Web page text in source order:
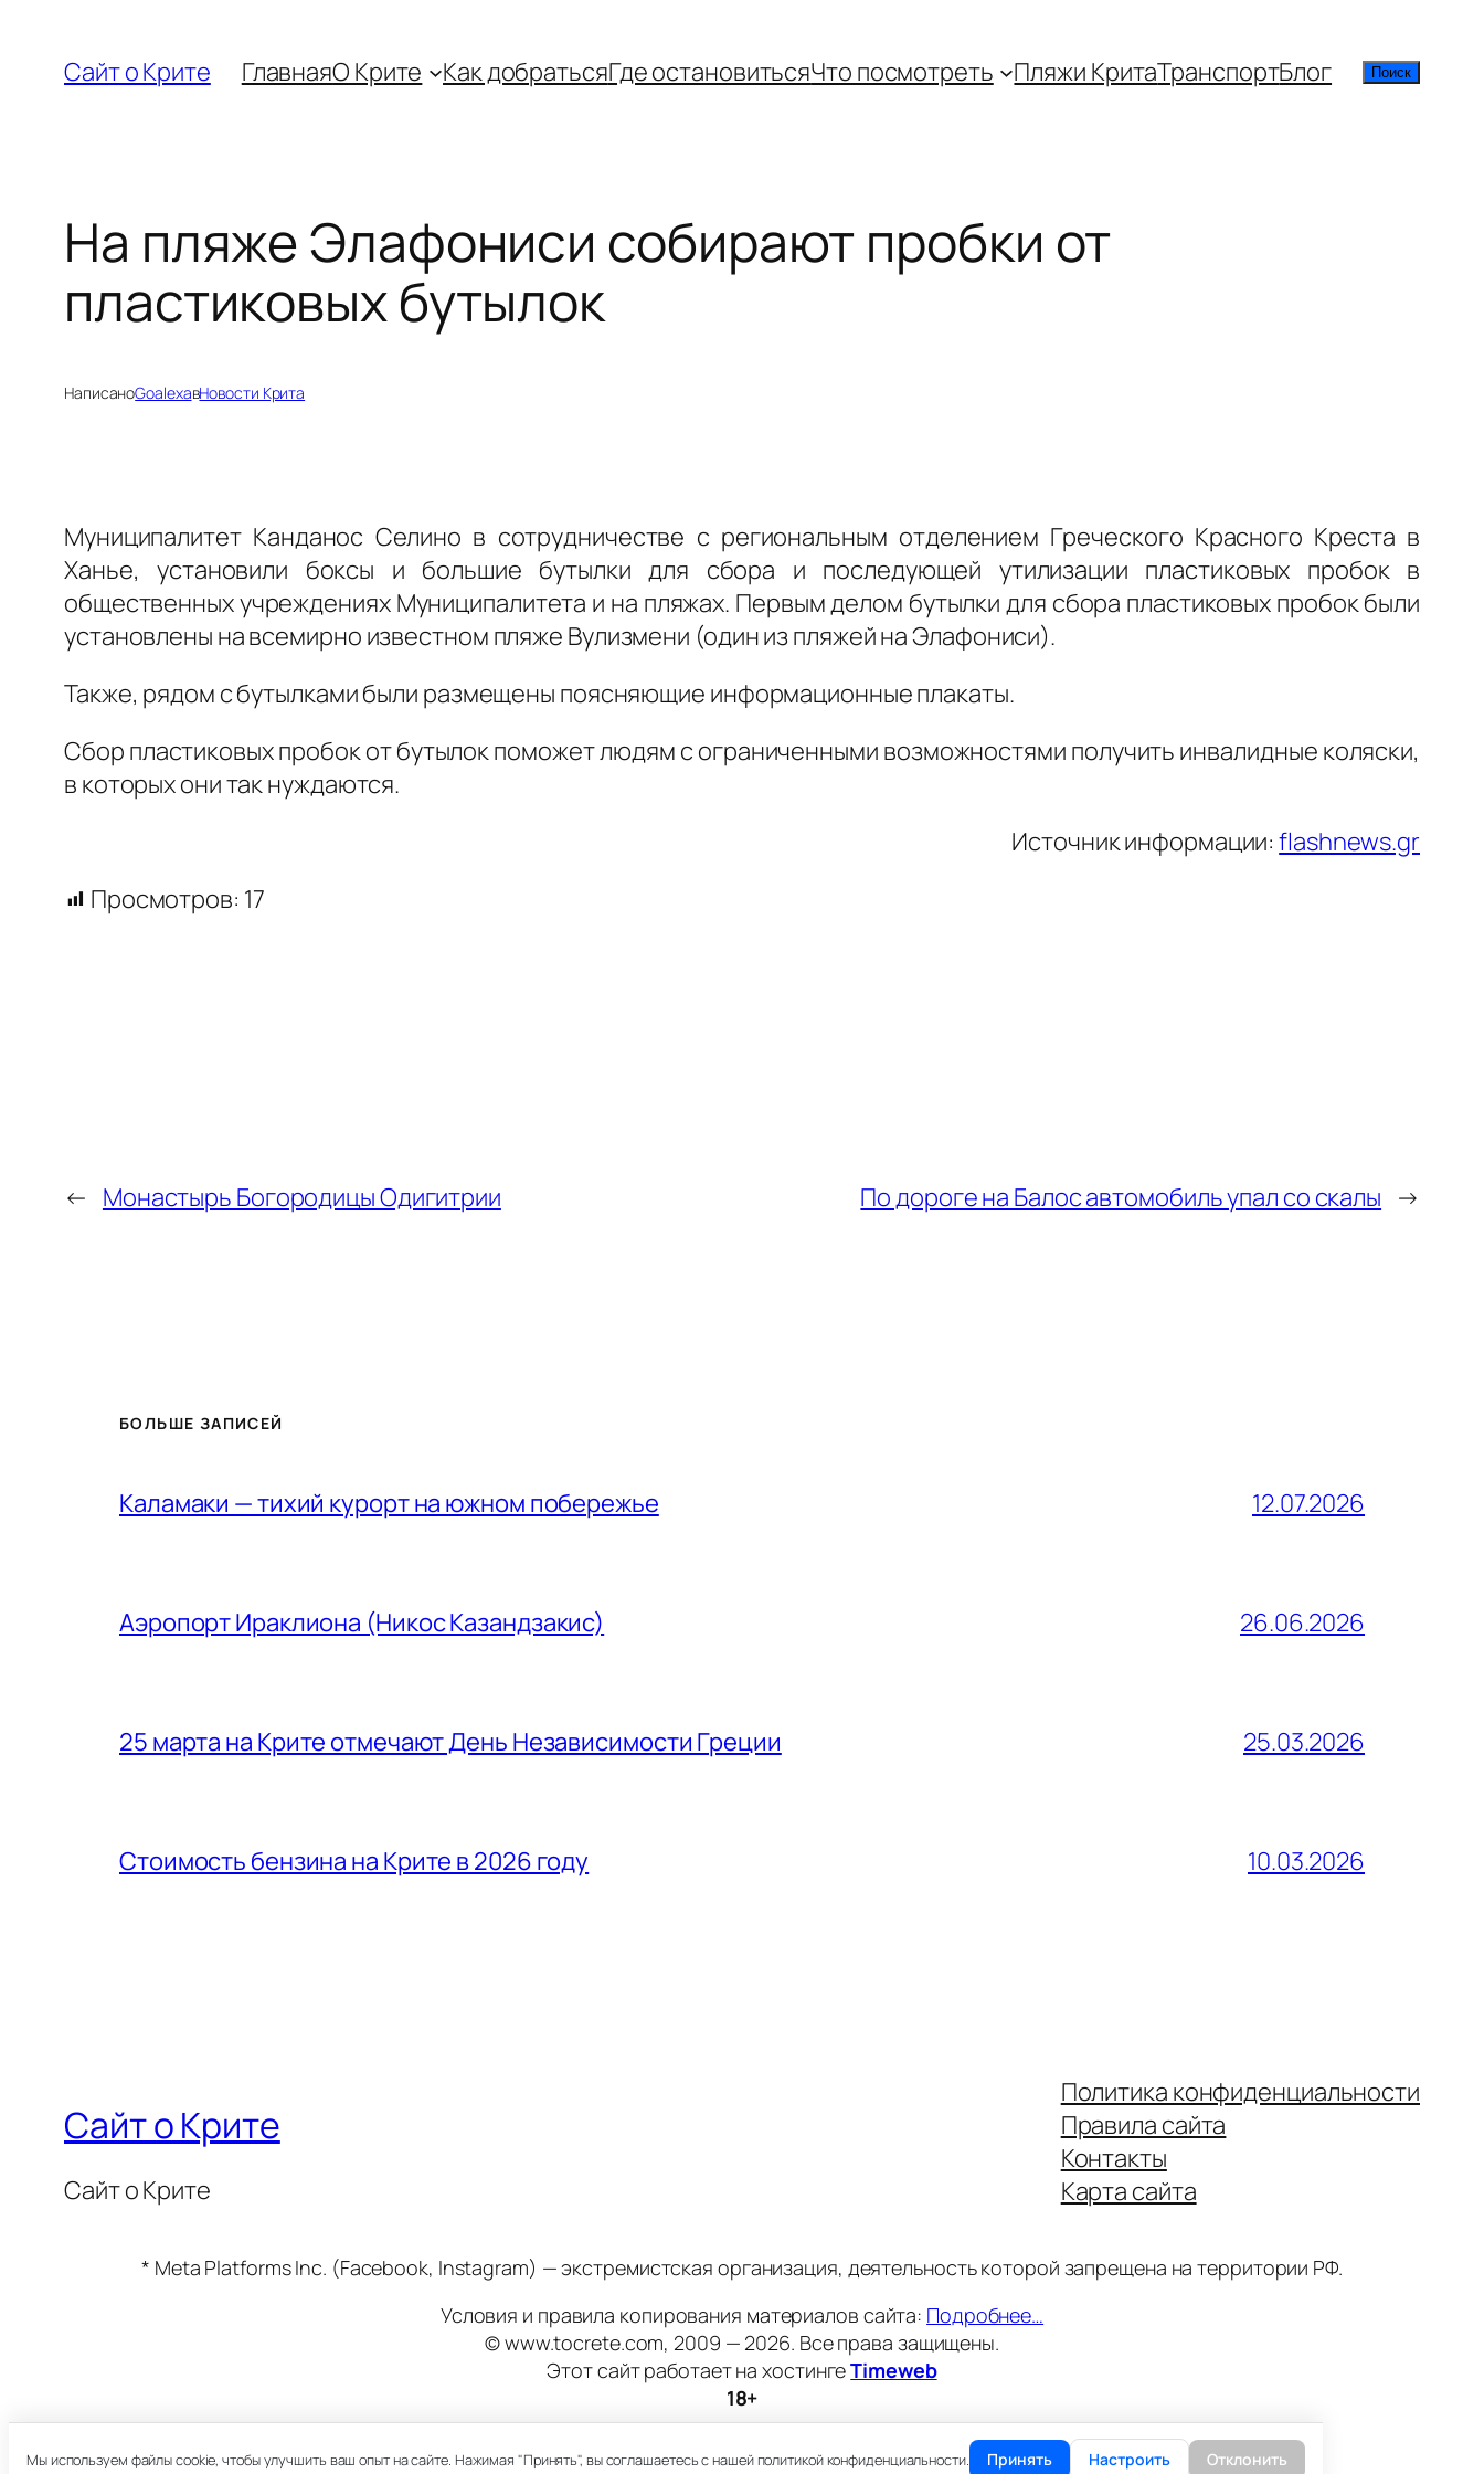
содержимому
Сайт о Крите ГлавнаяО Крите Как добратьсяГде остановитьсяЧто посмотреть Пляжи КритаТранспортБлог Поиск
Поиск
На пляже Элафониси собирают пробки от
пластиковых бутылок
НаписаноGoalexaвНовости Крита
Муниципалитет Канданос Селино в сотрудничестве с региональным отделением Греческого Красного Креста в
Ханье, установили боксы и большие бутылки для сбора и последующей утилизации пластиковых пробок в
общественных учреждениях Муниципалитета и на пляжах. Первым делом бутылки для сбора пластиковых пробок были
установлены на всемирно известном пляже Вулизмени (один из пляжей на Элафониси).
Также, рядом с бутылками были размещены поясняющие информационные плакаты.
Сбор пластиковых пробок от бутылок поможет людям с ограниченными возможностями получить инвалидные коляски,
в которых они так нуждаются.
Источник информации:flashnews.gr
Просмотров: 17
← Монастырь Богородицы Одигитрии По дороге на Балос автомобиль упал со скалы →
БОЛЬШЕ ЗАПИСЕЙ
Каламаки — тихий курорт на южном побережье 12.07.2026
Аэропорт Ираклиона (Никос Казандзакис) 26.06.2026
25 марта на Крите отмечают День Независимости Греции 25.03.2026
Стоимость бензина на Крите в 2026 году 10.03.2026
Сайт о Крите
Сайт о Крите
Политика конфиденциальности
Правила сайта
Контакты
Карта сайта
* Meta Platforms Inc. (Facebook, Instagram) — экстремистская организация, деятельность которой запрещена на территории РФ.
Условия и правила копирования материалов сайта: Подробнее…
© www.tocrete.com, 2009 — 2026. Все права защищены.
Этот сайт работает на хостингеTimeweb
18+
Мы используем файлы cookie, чтобы улучшить ваш опыт на сайте. Нажимая "Принять", вы соглашаетесь с нашей политикой конфиденциальности. Принять Настроить Отклонить